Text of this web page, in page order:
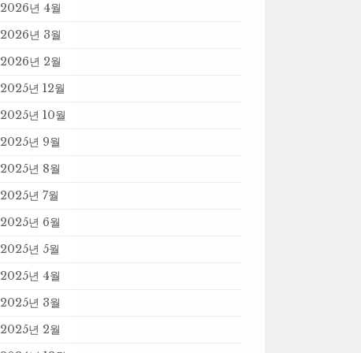
2026년 4월
2026년 3월
2026년 2월
2025년 12월
2025년 10월
2025년 9월
2025년 8월
2025년 7월
2025년 6월
2025년 5월
2025년 4월
2025년 3월
2025년 2월